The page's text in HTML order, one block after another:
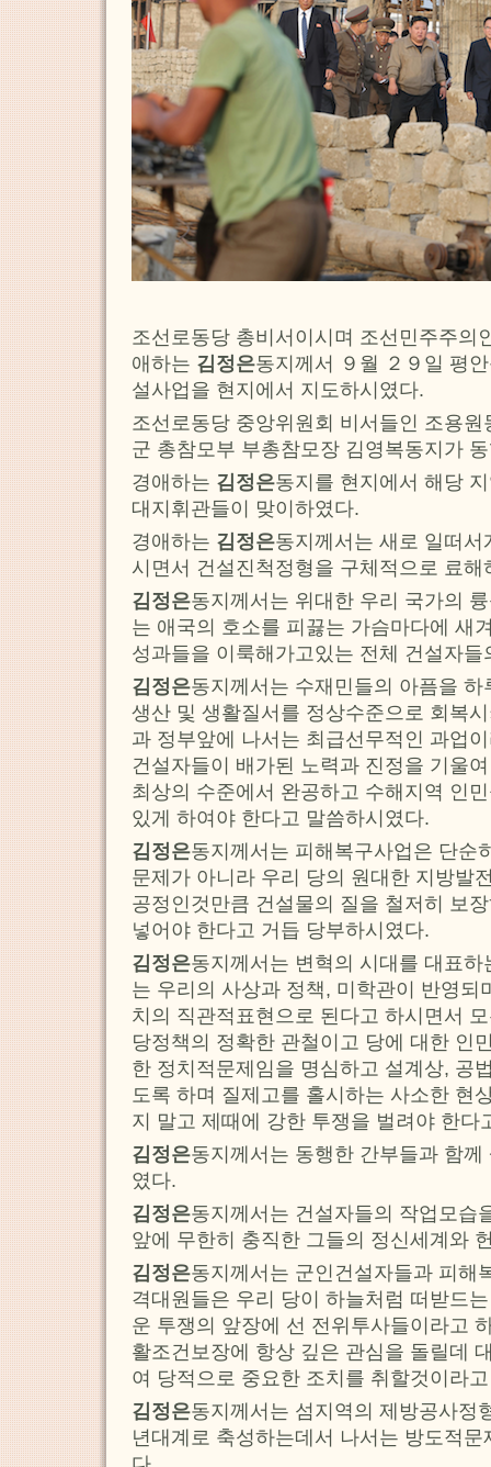
조선로동당 총비서이시며 조선민주주의
애하는 김정은동지께서 ９월 ２９일 평
설사업을 현지에서 지도하시였다.
조선로동당 중앙위원회 비서들인 조용
군 총참모부 부총참모장 김영복동지가
경애하는 김정은동지를 현지에서 해당
대지휘관들이 맞이하였다.
경애하는 김정은동지께서는 새로 일떠
시면서 건설진척정형을 구체적으로 료해
김정은동지께서는 위대한 우리 국가의
는 애국의 호소를 피끓는 가슴마다에 새
성과들을 이룩해가고있는 전체 건설자
김정은동지께서는 수재민들의 아픔을
생산 및 생활질서를 정상수준으로 회복
과 정부앞에 나서는 최급선무적인 과업
건설자들이 배가된 노력과 진정을 기울
최상의 수준에서 완공하고 수해지역 인
있게 하여야 한다고 말씀하시였다.
김정은동지께서는 피해복구사업은 단순
문제가 아니라 우리 당의 원대한 지방발
공정인것만큼 건설물의 질을 철저히 보
넣어야 한다고 거듭 당부하시였다.
김정은동지께서는 변혁의 시대를 대표
는 우리의 사상과 정책, 미학관이 반영되
치의 직관적표현으로 된다고 하시면서
당정책의 정확한 관철이고 당에 대한 인
한 정치적문제임을 명심하고 설계상, 공
도록 하며 질제고를 홀시하는 사소한 현
지 말고 제때에 강한 투쟁을 벌려야 한다
김정은동지께서는 동행한 간부들과 함
였다.
김정은동지께서는 건설자들의 작업모습
앞에 무한히 충직한 그들의 정신세계와
김정은동지께서는 군인건설자들과 피해
격대원들은 우리 당이 하늘처럼 떠받드
운 투쟁의 앞장에 선 전위투사들이라고
활조건보장에 항상 깊은 관심을 돌릴데
여 당적으로 중요한 조치를 취할것이라
김정은동지께서는 섬지역의 제방공사정
년대계로 축성하는데서 나서는 방도적